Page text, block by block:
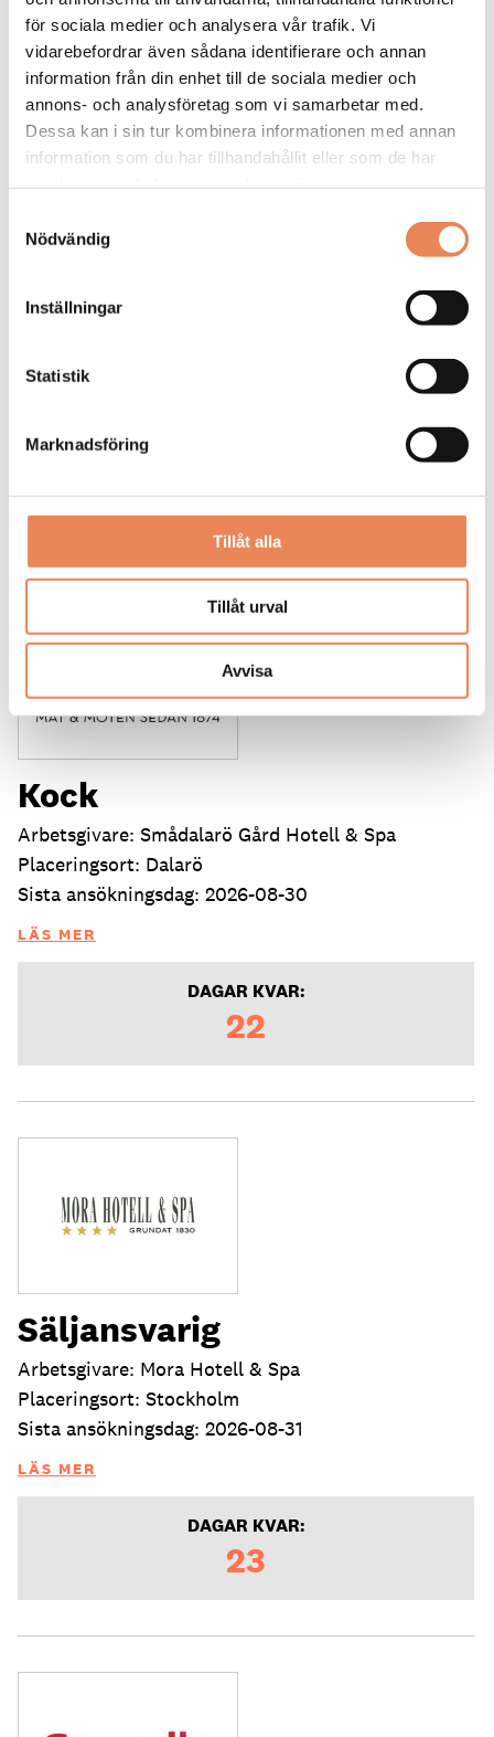
för sociala medier och analysera vår trafik. Vi
vidarebefordrar även sådana identifierare och annan
information från din enhet till de sociala medier och
annons- och analysföretag som vi samarbetar med.
Dessa kan i sin tur kombinera informationen med annan
information som du har tillhandahållit eller som de har
Nödvändig
Inställningar
Statistik
Marknadsföring
Tillåt alla
Tillåt urval
Avvisa
General
Manager/Hotelldirektör
Arbetsgivare: Quality Hotel Grand
27
Kock
Arbetsgivare: Smådalarö Gård Hotell & Spa
Placeringsort: Dalarö
Sista ansökningsdag: 2026-08-30
LÄS MER
DAGAR KVAR:
22
Säljansvarig
Arbetsgivare: Mora Hotell & Spa
Placeringsort: Stockholm
Sista ansökningsdag: 2026-08-31
LÄS MER
DAGAR KVAR:
23